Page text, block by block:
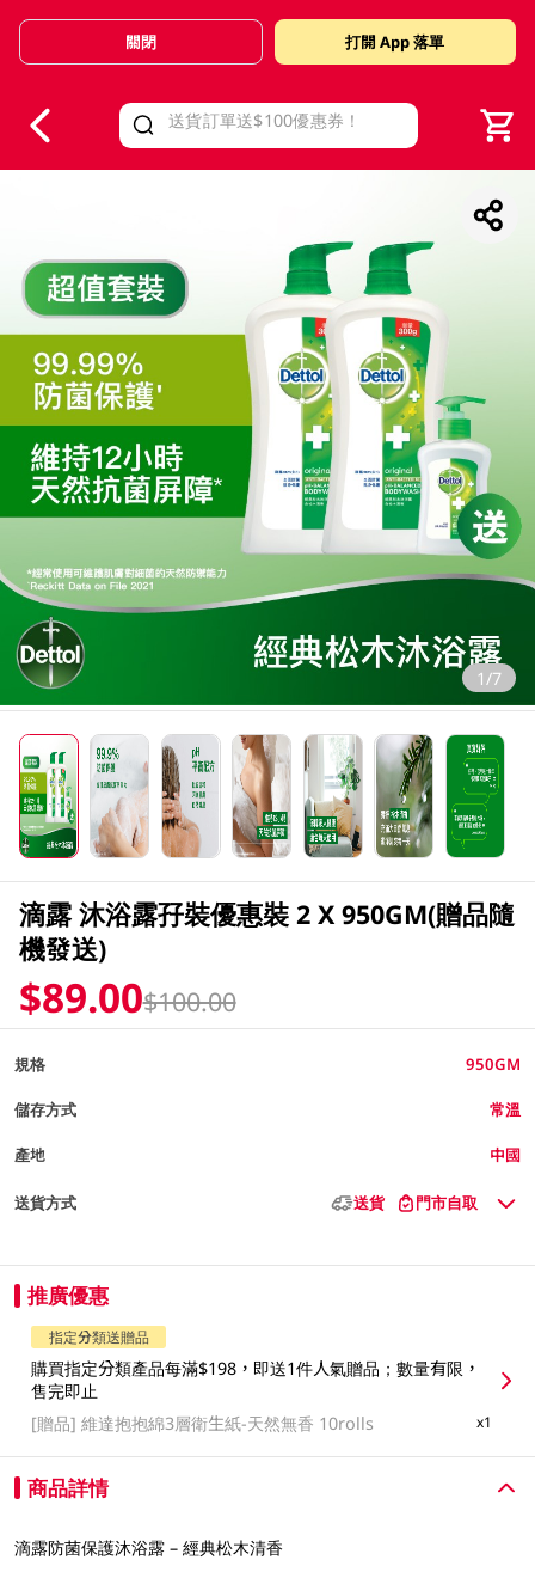
Valid Until 30 June 2026
關閉 打開 App 落單
1/7
滴露 沐浴露孖裝優惠裝 2 X 950GM(贈品隨
機發送)
$89.00$100.00
規格 950GM
儲存方式 常溫
產地 中國
送貨方式 送貨 門市自取
推廣優惠
指定分類送贈品
購買指定分類產品每滿$198，即送1件人氣贈品；數量有限，
售完即止
[贈品]維達抱抱綿3層衛生紙-天然無香 10rolls x1
商品詳情
滴露防菌保護沐浴露 – 經典松木清香